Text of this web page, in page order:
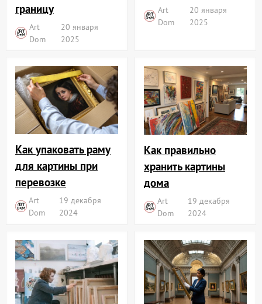
границу
Art
Dom
20 января
2025
Art
Dom
20 января
2025
Как упаковать раму
для картины при
перевозке
Art
Dom
19 декабря
2024
Как правильно
хранить картины
дома
Art
Dom
19 декабря
2024